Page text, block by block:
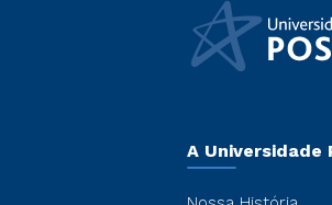
A Universidade